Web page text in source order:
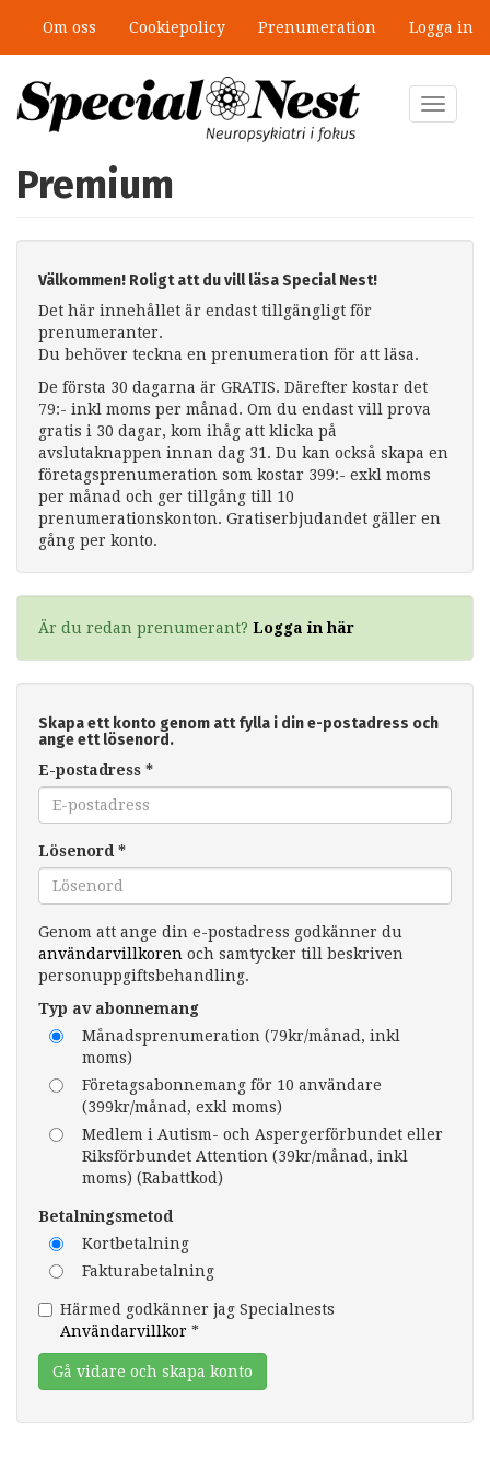
huvudinnehåll
Om oss Cookiepolicy Prenumeration Logga in
Toggle
Premium
Välkommen! Roligt att du vill läsa Special Nest!
Det här innehållet är endast tillgängligt för
prenumeranter.
Du behöver teckna en prenumeration för att läsa.
De första 30 dagarna är GRATIS. Därefter kostar det
79:- inkl moms per månad. Om du endast vill prova
gratis i 30 dagar, kom ihåg att klicka på
avslutaknappen innan dag 31. Du kan också skapa en
företagsprenumeration som kostar 399:- exkl moms
per månad och ger tillgång till 10
prenumerationskonton. Gratiserbjudandet gäller en
gång per konto.
Är du redan prenumerant? Logga in här
Skapa ett konto genom att fylla i din e-postadress och
ange ett lösenord.
E-postadress *
Lösenord *
Genom att ange din e-postadress godkänner du
användarvillkoren och samtycker till beskriven
personuppgiftsbehandling.
Typ av abonnemang
Månadsprenumeration (79kr/månad, inkl
moms)
Företagsabonnemang för 10 användare
(399kr/månad, exkl moms)
Medlem i Autism- och Aspergerförbundet eller
Riksförbundet Attention (39kr/månad, inkl
moms) (Rabattkod)
Betalningsmetod
Kortbetalning
Fakturabetalning
Härmed godkänner jag Specialnests
Användarvillkor *
Gå vidare och skapa konto